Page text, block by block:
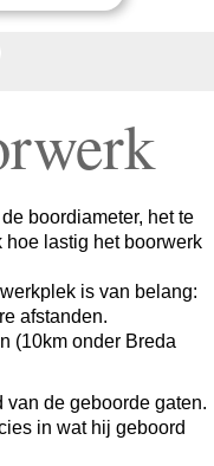
boordiameter, het te
hoe lastig het boorwerk
is van belang:
afstanden.
(10km onder Breda
van de geboorde gaten.
in wat hij geboord